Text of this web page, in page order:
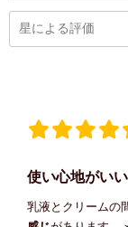
使い心地がいい
乳液とクリームの